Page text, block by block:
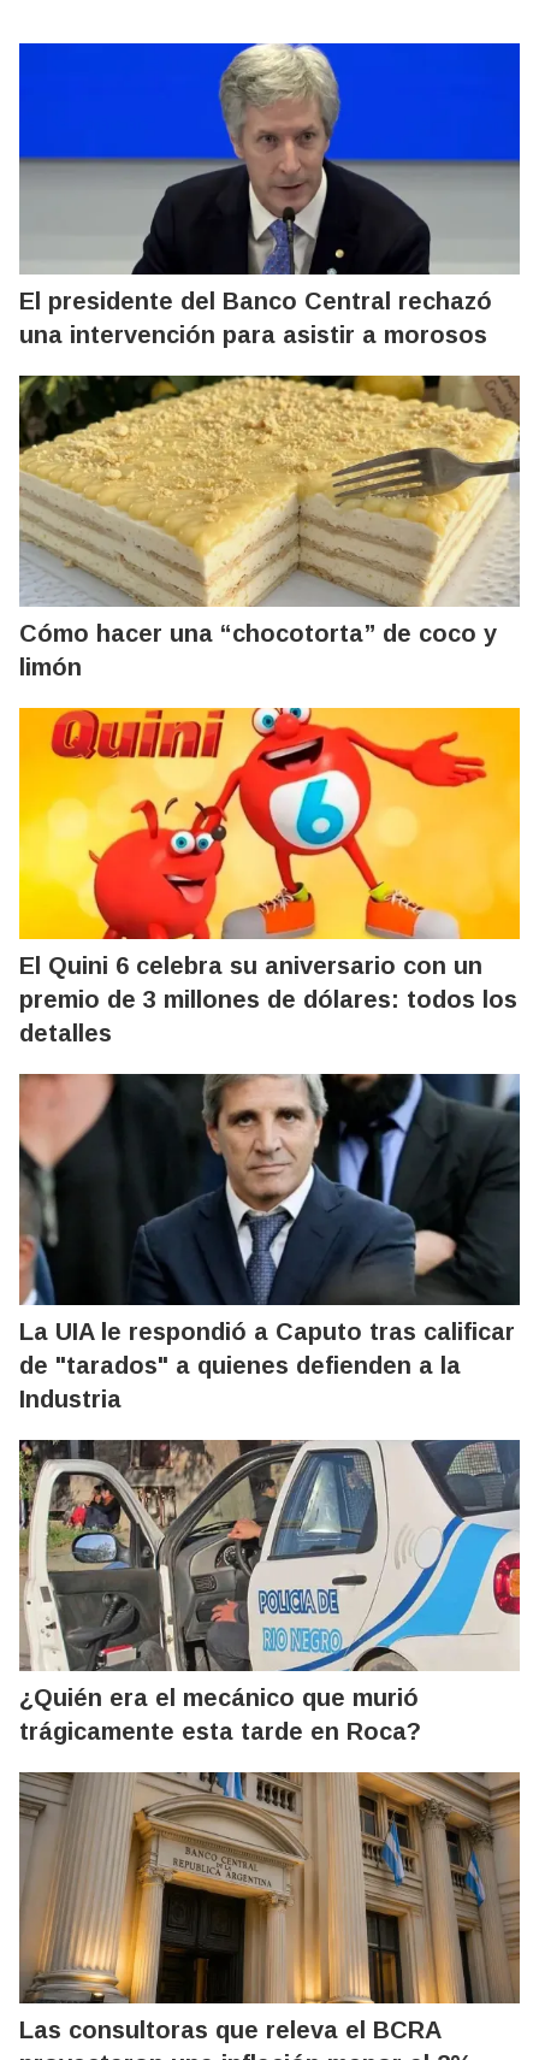
El presidente del Banco Central rechazó
una intervención para asistir a morosos
Cómo hacer una “chocotorta” de coco y
limón
El Quini 6 celebra su aniversario con un
premio de 3 millones de dólares: todos los
detalles
La UIA le respondió a Caputo tras calificar
de "tarados" a quienes defienden a la
Industria
¿Quién era el mecánico que murió
trágicamente esta tarde en Roca?
Las consultoras que releva el BCRA